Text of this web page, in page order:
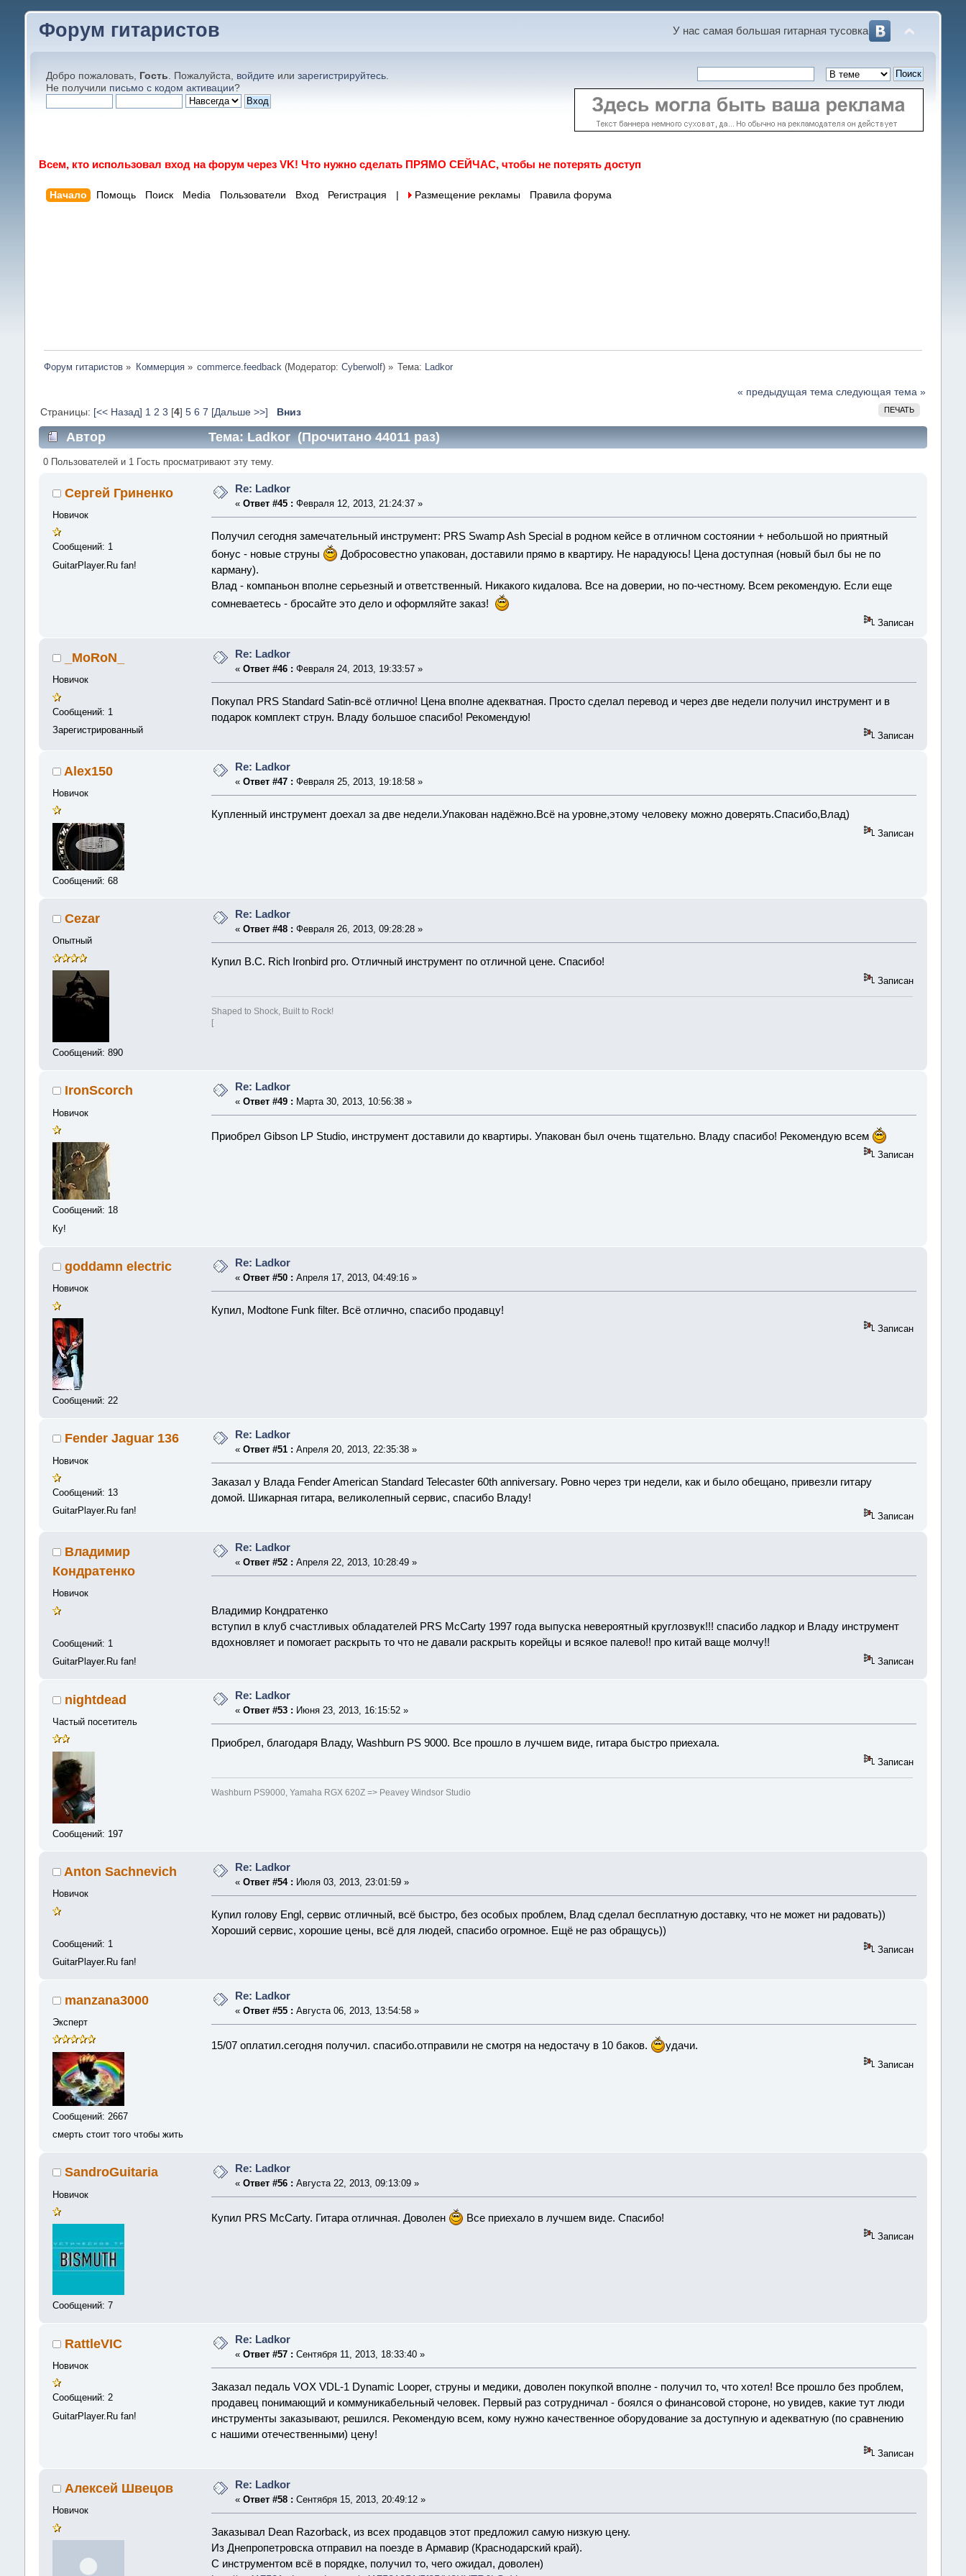
Форум гитаристов У нас самая большая гитарная тусовка
Добро пожаловать, Гость. Пожалуйста, войдитеили зарегистрируйтесь.
Не получили письмо с кодом активации?
Всем, кто использовал вход на форум через VK! Что нужно сделать ПРЯМО СЕЙЧАС, чтобы не потерять доступ
Начало Помощь Поиск Media Пользователи Вход Регистрация Размещение рекламы Правила форума
Форум гитаристов » Коммерция» commerce.feedback(Модератор: Cyberwolf) » Тема: Ladkor
« предыдущая тема следующая тема »
ПЕЧАТЬ
Страницы: [<< Назад] 1 2 3 [4]5 6 7 [Дальше >>] Вниз
Автор Тема: Ladkor (Прочитано 44011 раз)
0 Пользователей и 1 Гость просматривают эту тему.
Сергей Гриненко
Новичок
Сообщений: 1
GuitarPlayer.Ru fan!
Re: Ladkor
«Ответ #45 : Февраля 12, 2013, 21:24:37 »
Получил сегодня замечательный инструмент: PRS Swamp Ash Special в родном кейсе в отличном состоянии + небольшой но приятный
бонус - новые струны
Добросовестно упакован, доставили прямо в квартиру. Не нарадуюсь! Цена доступная (новый был бы не по
карману).
Влад - компаньон вполне серьезный и ответственный. Никакого кидалова. Все на доверии, но по-честному. Всем рекомендую. Если еще
сомневаетесь - бросайте это дело и оформляйте заказ!
Записан
_MoRoN_
Новичок
Сообщений: 1
Зарегистрированный
Re: Ladkor
«Ответ #46 : Февраля 24, 2013, 19:33:57 »
Покупал PRS Standard Satin-всё отлично! Цена вполне адекватная. Просто сделал перевод и через две недели получил инструмент и в
подарок комплект струн. Владу большое спасибо! Рекомендую!
Записан
Alex150
Новичок
Сообщений: 68
Re: Ladkor
«Ответ #47 : Февраля 25, 2013, 19:18:58 »
Купленный инструмент доехал за две недели.Упакован надёжно.Всё на уровне,этому человеку можно доверять.Cпасибо,Влад)
Записан
Cezar
Опытный
Сообщений: 890
Re: Ladkor
«Ответ #48 : Февраля 26, 2013, 09:28:28 »
Купил B.C. Rich Ironbird pro. Отличный инструмент по отличной цене. Спасибо!
Записан
Shaped to Shock, Built to Rock!
[
IronScorch
Новичок
Сообщений: 18
Ку!
Re: Ladkor
«Ответ #49 : Марта 30, 2013, 10:56:38 »
Приобрел Gibson LP Studio, инструмент доставили до квартиры. Упакован был очень тщательно. Владу спасибо! Рекомендую всем
Записан
goddamn electric
Новичок
Сообщений: 22
Re: Ladkor
«Ответ #50 : Апреля 17, 2013, 04:49:16 »
Купил, Modtone Funk filter. Всё отлично, спасибо продавцу!
Записан
Fender Jaguar 136
Новичок
Сообщений: 13
GuitarPlayer.Ru fan!
Re: Ladkor
«Ответ #51 : Апреля 20, 2013, 22:35:38 »
Заказал у Влада Fender American Standard Telecaster 60th anniversary. Ровно через три недели, как и было обещано, привезли гитару
домой. Шикарная гитара, великолепный сервис, спасибо Владу!
Записан
Владимир
Кондратенко
Новичок
Сообщений: 1
GuitarPlayer.Ru fan!
Re: Ladkor
«Ответ #52 : Апреля 22, 2013, 10:28:49 »
Владимир Кондратенко
вступил в клуб счастливых обладателей PRS McCarty 1997 года выпуска невероятный круглозвук!!! спасибо ладкор и Владу инструмент
вдохновляет и помогает раскрыть то что не давали раскрыть корейцы и всякое палево!! про китай ваще молчу!!
Записан
nightdead
Частый посетитель
Сообщений: 197
Re: Ladkor
«Ответ #53 : Июня 23, 2013, 16:15:52 »
Приобрел, благодаря Владу, Washburn PS 9000. Все прошло в лучшем виде, гитара быстро приехала.
Записан
Washburn PS9000, Yamaha RGX 620Z => Peavey Windsor Studio
Anton Sachnevich
Новичок
Сообщений: 1
GuitarPlayer.Ru fan!
Re: Ladkor
«Ответ #54 : Июля 03, 2013, 23:01:59 »
Купил голову Engl, сервис отличный, всё быстро, без особых проблем, Влад сделал бесплатную доставку, что не может ни радовать))
Хороший сервис, хорошие цены, всё для людей, спасибо огромное. Ещё не раз обращусь))
Записан
manzana3000
Эксперт
Сообщений: 2667
смерть стоит того чтобы жить
Re: Ladkor
«Ответ #55 : Августа 06, 2013, 13:54:58 »
15/07 оплатил.сегодня получил. спасибо.отправили не смотря на недостачу в 10 баков. удачи.
Записан
SandroGuitaria
Новичок
Сообщений: 7
Re: Ladkor
«Ответ #56 : Августа 22, 2013, 09:13:09 »
Купил PRS McCarty. Гитара отличная. Доволен Все приехало в лучшем виде. Спасибо!
Записан
RattleVIC
Новичок
Сообщений: 2
GuitarPlayer.Ru fan!
Re: Ladkor
«Ответ #57 : Сентября 11, 2013, 18:33:40 »
Заказал педаль VOX VDL-1 Dynamic Looper, струны и медики, доволен покупкой вполне - получил то, что хотел! Все прошло без проблем,
продавец понимающий и коммуникабельный человек. Первый раз сотрудничал - боялся о финансовой стороне, но увидев, какие тут люди
инструменты заказывают, решился. Рекомендую всем, кому нужно качественное оборудование за доступную и адекватную (по сравнению
с нашими отечественными) цену!
Записан
Алексей Швецов
Новичок
Re: Ladkor
«Ответ #58 : Сентября 15, 2013, 20:49:12 »
Заказывал Dean Razorback, из всех продавцов этот предложил самую низкую цену.
Из Днепропетровска отправил на поезде в Армавир (Краснодарский край).
С инструментом всё в порядке, получил то, чего ожидал, доволен)